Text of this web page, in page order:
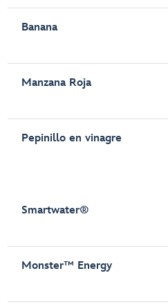
Banana
Manzana Roja
Pepinillo en vinagre
Smartwater®
Monster™ Energy